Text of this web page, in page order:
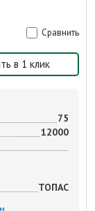
Сравнить
в 1 клик
75
12000
ТОПАС